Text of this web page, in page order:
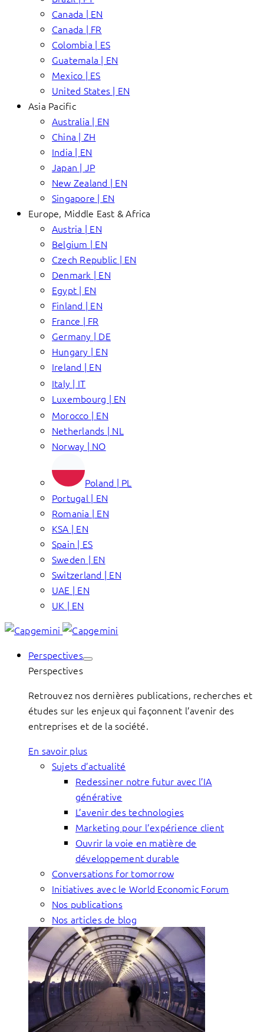
Canada | EN
Canada | FR
Colombia | ES
Guatemala | EN
Mexico | ES
United States | EN
Asia Pacific
Australia | EN
China | ZH
India | EN
Japan | JP
New Zealand | EN
Singapore | EN
Europe, Middle East & Africa
Austria | EN
Belgium | EN
Czech Republic | EN
Denmark | EN
Egypt | EN
Finland | EN
France | FR
Germany | DE
Hungary | EN
Ireland | EN
Italy | IT
Luxembourg | EN
Morocco | EN
Netherlands | NL
Norway | NO
Poland | PL
Portugal | EN
Romania | EN
KSA | EN
Spain | ES
Sweden | EN
Switzerland | EN
UAE | EN
UK | EN
Perspectives
Perspectives
Retrouvez nos dernières publications, recherches et
études sur les enjeux qui façonnent l’avenir des
entreprises et de la société.
En savoir plus
Sujets d’actualité
Redessiner notre futur avec l’IA
générative
L’avenir des technologies
Marketing pour l’expérience client
Ouvrir la voie en matière de
développement durable
Conversations for tomorrow
Initiatives avec le World Economic Forum
Nos publications
Nos articles de blog